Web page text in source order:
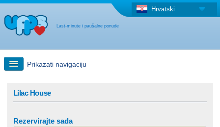
Last-minute i paušalne ponude
Hrvatski
Prikazati navigaciju
Lilac House
Rezervirajte sada